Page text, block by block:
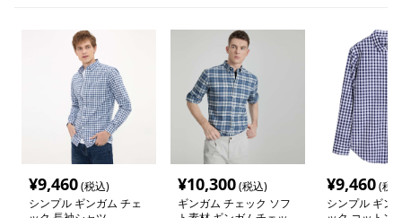
¥9,460(税込)
シンプル ギンガム チェ
¥10,300(税込)
ギンガム チェック ソフ
¥9,460(税
シンプル ギン